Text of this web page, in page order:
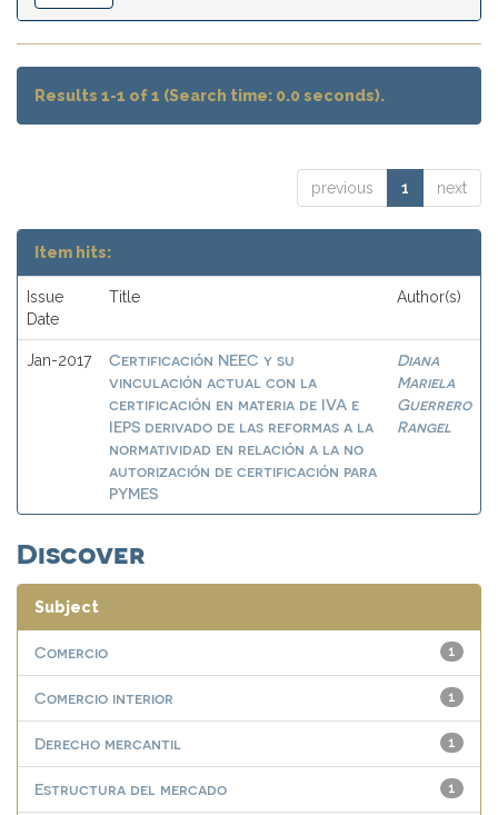
Results 1-1 of 1 (Search time: 0.0 seconds).
previous 1 next
Item hits:
Issue
Date
Title Author(s)
Jan-2017
Certificación NEEC y su
vinculación actual con la
certificación en materia de IVA e
IEPS derivado de las reformas a la
normatividad en relación a la no
autorización de certificación para
PYMES
Diana
Mariela
Guerrero
Rangel
Discover
Subject
1
Comercio
1
Comercio interior
1
Derecho mercantil
1
Estructura del mercado